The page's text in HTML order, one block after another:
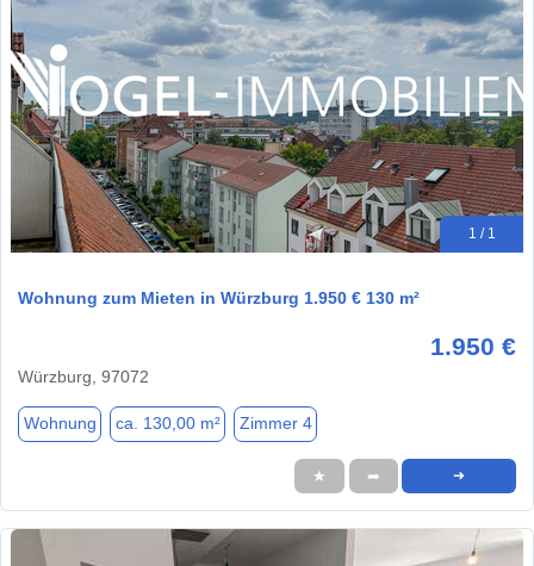
1 / 1
Wohnung zum Mieten in Würzburg 1.950 € 130 m²
1.950 €
Würzburg, 97072
Wohnung ca. 130,00 m² Zimmer 4
★ ➦ ➜